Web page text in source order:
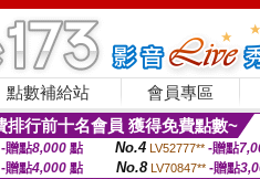
點數補給站 會員專區
排行前十名會員 獲得免費點數~
-贈點8,000點 No.4 LV52777** -贈點
-贈點4,000 點 No.8 LV70847** -贈點